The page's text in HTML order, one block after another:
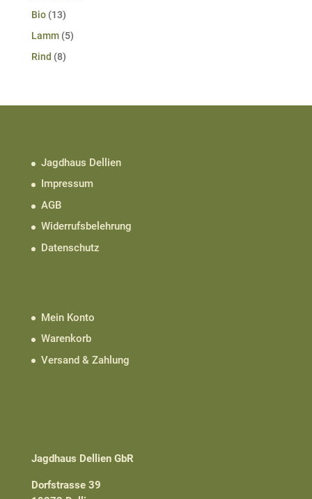
Bio 1313
Produkte
Lamm 55
Rind 88
Jagdhaus Dellien
Impressum
AGB
Widerrufsbelehrung
Datenschutz
Mein Konto
Warenkorb
Versand & Zahlung
Jagdhaus Dellien GbR
Dorfstrasse 39